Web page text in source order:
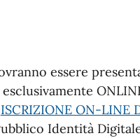
essere
ISCRIZIONE ON-LINE
Identità